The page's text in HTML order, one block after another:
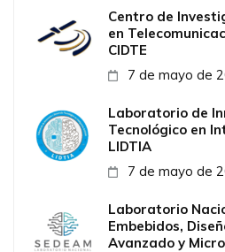
Centro de
en
CIDTE
7 de mayo de
Laboratorio de
Tecnológico en
LIDTIA
7 de mayo de
Laboratorio
Embebidos,
Avanzado y